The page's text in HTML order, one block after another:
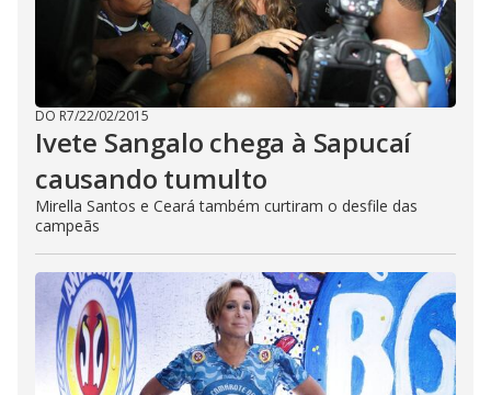
DO R7/22/02/2015
Ivete Sangalo chega à Sapucaí
causando tumulto
Mirella Santos e Ceará também curtiram o desfile das
campeãs